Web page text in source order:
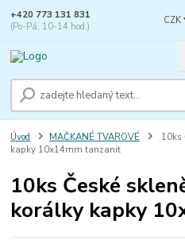
CZK
+420 773 131 831
(Po-Pá, 10-14 hod.)
Úvod MAČKANÉ TVAROVÉ
10ks
kapky 10x14mm tanzanit
10ks České
korálky kapky